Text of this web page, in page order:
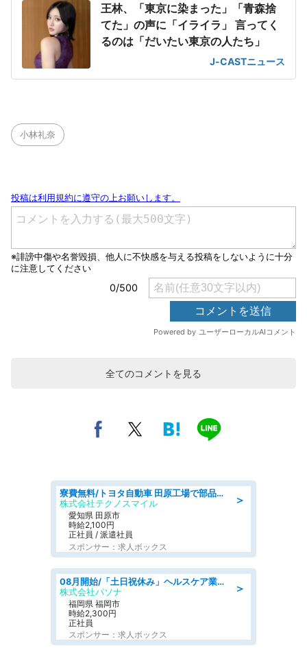
王林、「東京に染まった」「青森捨
てた」の声に「イライラ」 言ってく
るのは「だいたい東京の人たち」
J-CASTニュース
小林礼奈
全てのコメントを見る
＞
寮費無料/トヨタ自動車 田原工場で部品の組立製造/tutumi
株式会社テクノスマイル
愛知県 田原市
時給2,100円
正社員 / 派遣社員
スポンサー：求人ボックス
＞
08月開始/「土日祝休み」ヘルスケア業界の産業保健師/高時給/未経験OK/要資格:保健師、正看護師
株式会社パソナ
福岡県 福岡市
時給2,300円
正社員
スポンサー：求人ボックス